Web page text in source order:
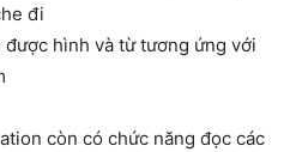
đi
hình và từ tương ứng với
còn có chức năng đọc các